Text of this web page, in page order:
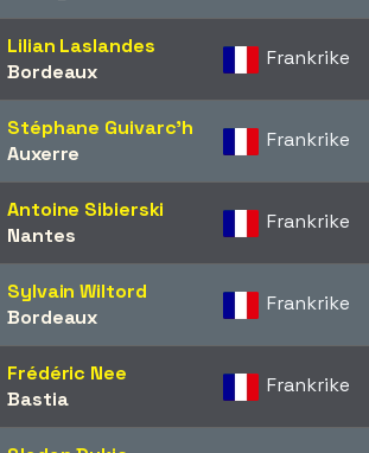
Lilian Laslandes
Bordeaux
Frankrike
Stéphane Guivarc'h
Auxerre
Frankrike
Antoine Sibierski
Nantes
Frankrike
Sylvain Wiltord
Bordeaux
Frankrike
Frédéric Nee
Bastia
Frankrike